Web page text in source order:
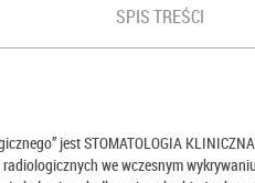
SPIS TREŚCI
jest STOMATOLOGIA
we wczesnym